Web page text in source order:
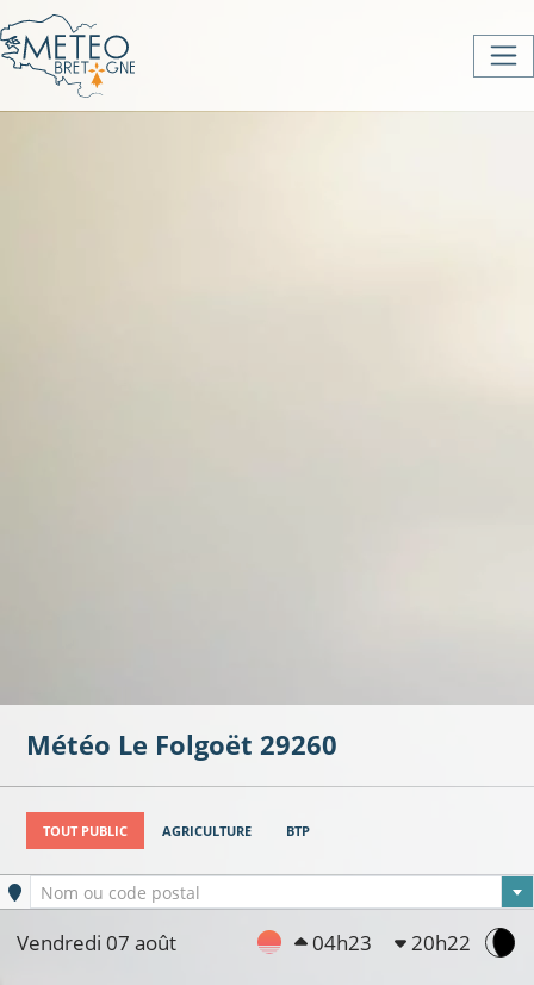
Météo Le Folgoët 29260
TOUT PUBLIC AGRICULTURE BTP
Ville sélectionnée
Nom ou code postal
Vendredi 07 août 04h23 20h22